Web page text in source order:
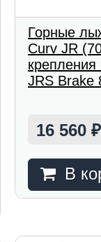
Горные
Curv JR
JRS Brake
16 560₽
В